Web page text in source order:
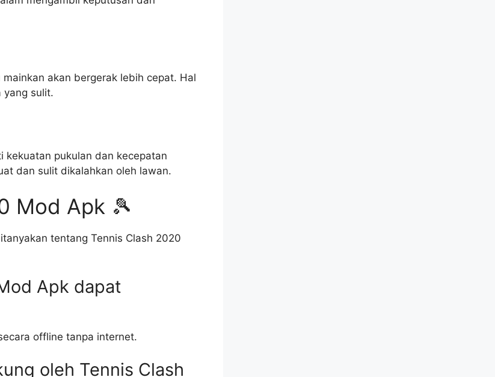
akan bergerak lebih cepat. Hal
yang sulit.
kekuatan pukulan dan kecepatan
dan sulit dikalahkan oleh lawan.
Mod Apk 🎾
tentang Tennis Clash 2020
Apk dapat
offline tanpa internet.
oleh Tennis Clash